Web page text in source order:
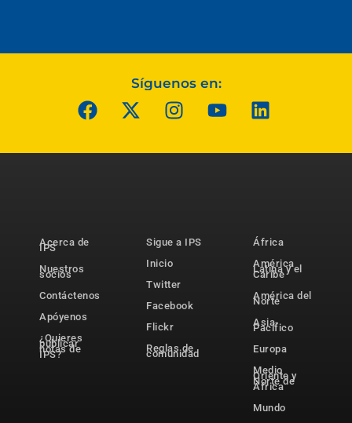
Síguenos en:
Acerca de
IPS
Nuestros
socios
Contáctenos
Apóyenos
¿Quieres
publicar
notas de
IPS?
Sigue a IPS
Inicio
Twitter
Facebook
Flickr
Reglas de
comunidad
África
América
Latina y el
Caribe
América del
Norte
Asia-
Pacífico
Europa
Medio
Oriente y
Norte de
África
Mundo